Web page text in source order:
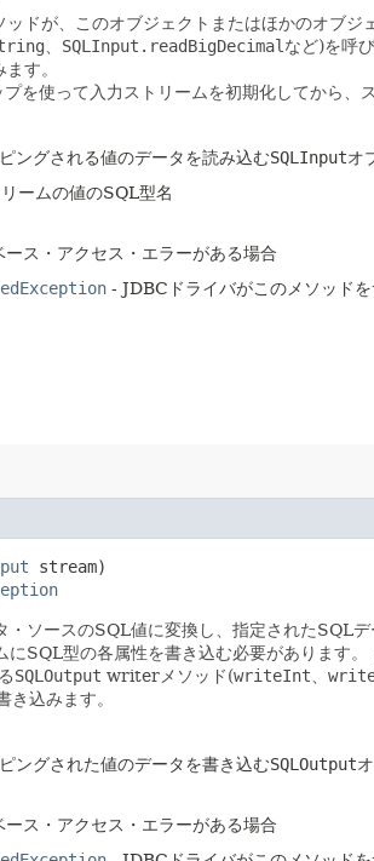
ッドが、このオブジェクトまたはほかのオブジ
SQLInput.readBigDecimalなど)を呼
す。
を使って入力ストリームを初期化してから、
ングされる値のデータを読み込むSQLInputオ
ームの値のSQL型名
ース・アクセス・エラーがある場合
- JDBCドライバがこのメソッド
stream)
・ソースのSQL値に変換し、指定されたSQLデ
SQL型の各属性を書き込む必要があります。
SQLOutput writerメソッド(writeInt
き込みます。
ングされた値のデータを書き込むSQLOutput
ース・アクセス・エラーがある場合